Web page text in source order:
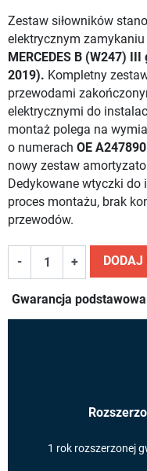
Zestaw siłowników
elektrycznym
MERCEDES B (W247)
2019). Kompletny
przewodami
elektrycznymi do
montaż polega na
o numerach OE
nowy zestaw
Dedykowane wtyczki
proces montażu, brak
przewodów.
- +
Gwarancja
1 rok rozszerzonej